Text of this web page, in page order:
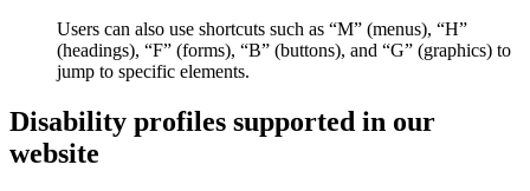
Users can also use shortcuts such as “M” (menus), “H”
(headings), “F” (forms), “B” (buttons), and “G” (graphics) to
jump to specific elements.
Disability profiles supported in our
website